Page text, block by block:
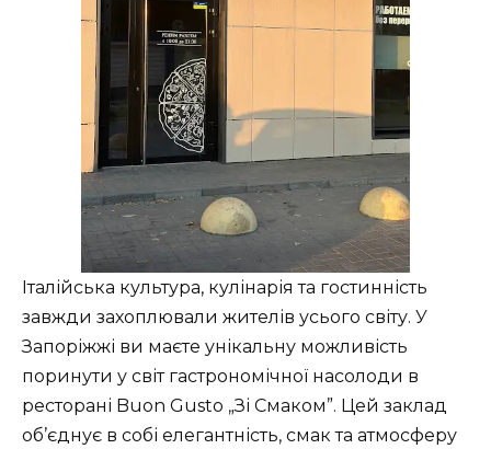
Італійська культура, кулінарія та гостинність
завжди захоплювали жителів усього світу. У
Запоріжжі ви маєте унікальну можливість
поринути у світ гастрономічної насолоди в
ресторані Buon Gusto „Зі Смаком”. Цей заклад
об’єднує в собі елегантність, смак та атмосферу